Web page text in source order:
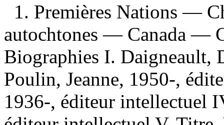
1. Premières Nations —
autochtones — Canada —
Biographies I. Daigneault,
Poulin, Jeanne, 1950-,
1936-, éditeur intellectuel